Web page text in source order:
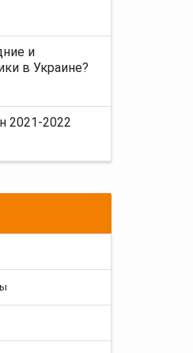
и
в Украине?
2021-2022